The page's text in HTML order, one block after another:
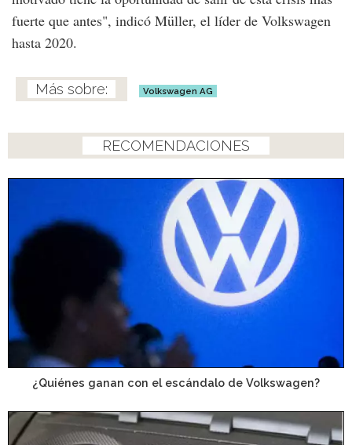
fuerte que antes", indicó Müller, el líder de Volkswagen
hasta 2020.
Volkswagen AG
RECOMENDACIONES
¿Quiénes ganan con el escándalo de Volkswagen?